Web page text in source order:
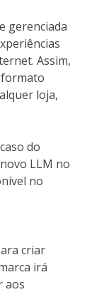
gerenciada
Assim,
formato
loja,
do
LLM no
no
criar
irá
aos